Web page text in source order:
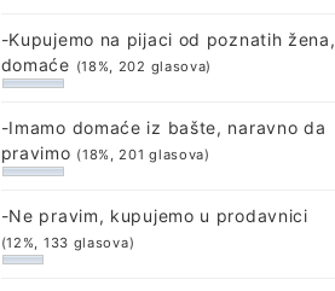
-Kupujemo na pijaci od poznatih žena,
domaće (18%, 202 glasova)
-Imamo domaće iz bašte, naravno da
pravimo (18%, 201 glasova)
-Ne pravim, kupujemo u prodavnici
(12%, 133 glasova)